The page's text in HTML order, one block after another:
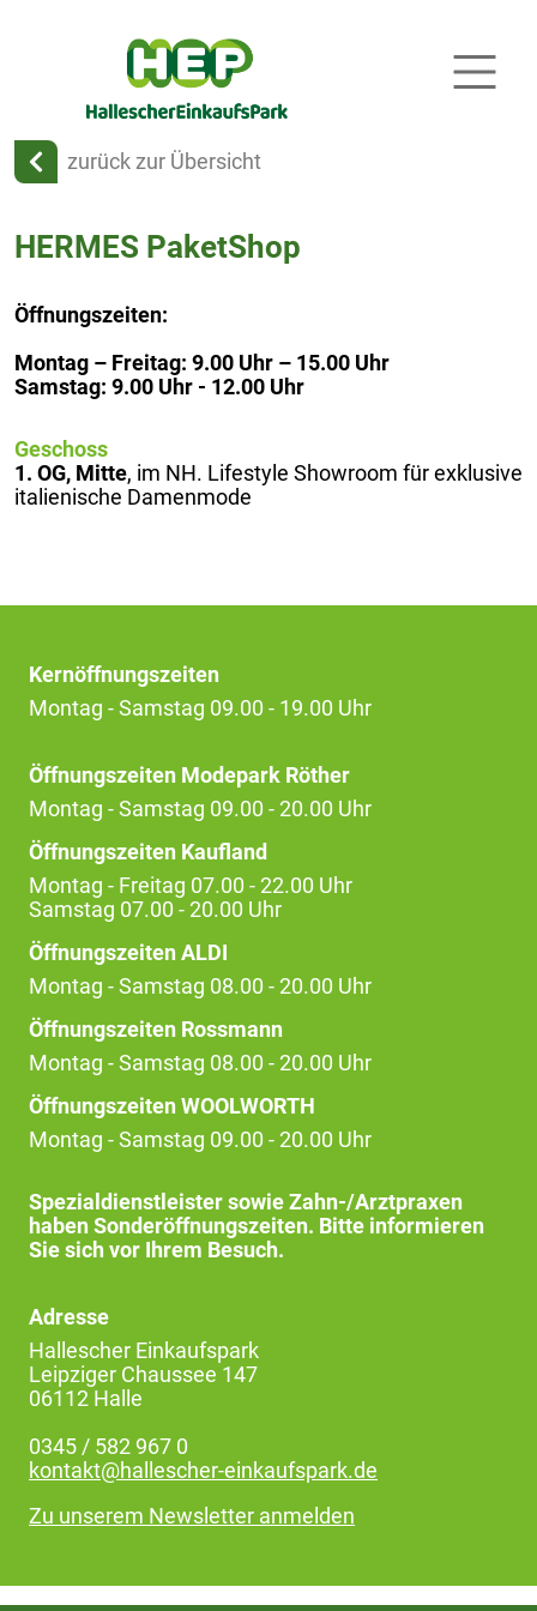
zurück zur Übersicht
HERMES PaketShop
Öffnungszeiten:
Montag – Freitag: 9.00 Uhr – 15.00 Uhr
Samstag: 9.00 Uhr - 12.00 Uhr
Geschoss
1. OG, Mitte, im NH. Lifestyle Showroom für exklusive
italienische Damenmode
Kernöffnungszeiten
Montag - Samstag 09.00 - 19.00 Uhr
Öffnungszeiten Modepark Röther
Montag - Samstag 09.00 - 20.00 Uhr
Öffnungszeiten Kaufland
Montag - Freitag 07.00 - 22.00 Uhr
Samstag 07.00 - 20.00 Uhr
Öffnungszeiten ALDI
Montag - Samstag 08.00 - 20.00 Uhr
Öffnungszeiten Rossmann
Montag - Samstag 08.00 - 20.00 Uhr
Öffnungszeiten WOOLWORTH
Montag - Samstag 09.00 - 20.00 Uhr
Spezialdienstleister sowie Zahn-/Arztpraxen
haben Sonderöffnungszeiten. Bitte informieren
Sie sich vor Ihrem Besuch.
Adresse
Hallescher Einkaufspark
Leipziger Chaussee 147
06112 Halle
0345 / 582 967 0
kontakt@hallescher-einkaufspark.de
Zu unserem Newsletter anmelden